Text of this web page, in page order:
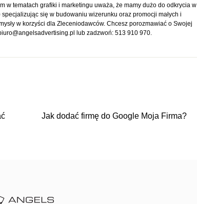
w tematach grafiki i marketingu uważa, że mamy dużo do odkrycia w
się w budowaniu wizerunku oraz promocji małych i
w korzyści dla Zleceniodawców. Chcesz porozmawiać o Swojej
lub zadzwoń: 513 910 970.
Jak dodać firmę do Google Moja Firma?